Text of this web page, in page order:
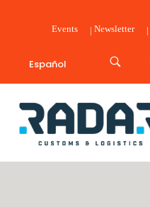
Events Newsletter
Español
Radar Customs & Logistics